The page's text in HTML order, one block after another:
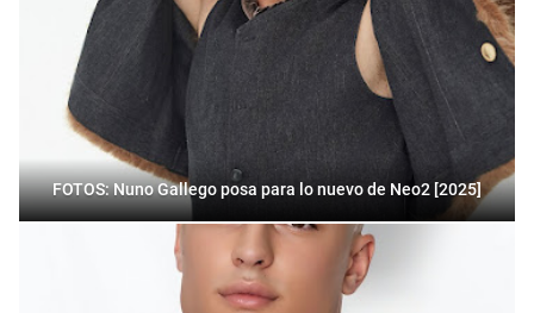
FOTOS: Nuno Gallego posa para lo nuevo de Neo2 [2025]